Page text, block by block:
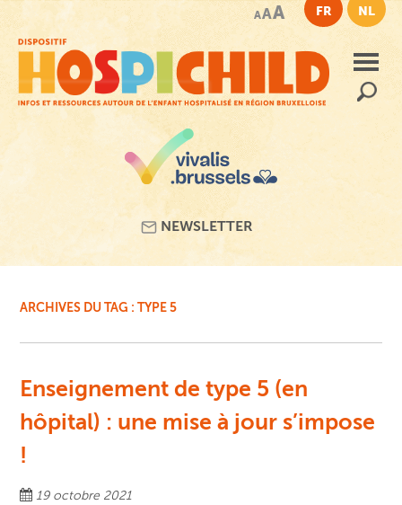
contenu
principal
AAA FR NL
NEWSLETTER
ARCHIVES DU TAG :TYPE 5
Enseignement de type 5 (en
hôpital) : une mise à jour s’impose
!
19 octobre 2021